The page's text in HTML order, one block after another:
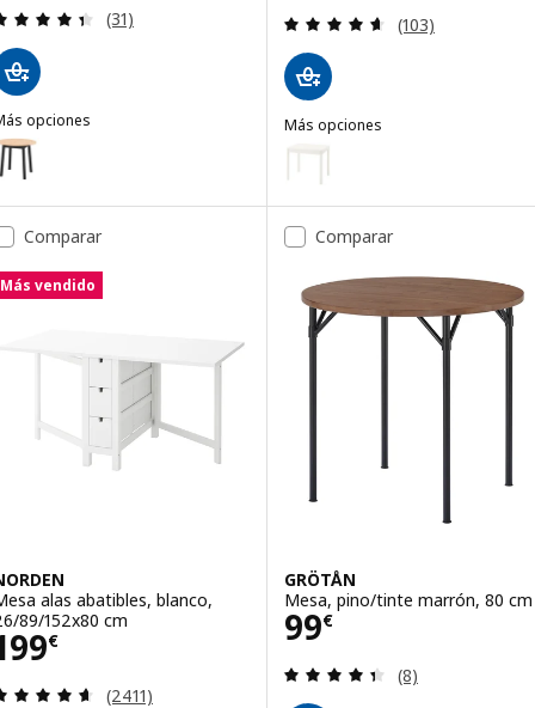
Revisa: 4.4 de 5 estrellas. Total opiniones:
(31)
opciones
PINNTORP, Mesa, tinte marrón claro/tinte negro pino, 85 cm
Revisa: 4.6 de
(103)
Más opciones
TONSTAD
Opción: TONSTAD, Mesa
Opción: TONSTAD, Mesa
Comparar
Más vendido
alas abatibles, blanco,
89/152x80 cm
€ 199€
Revisa: 4.6 de 5 estrellas. Total opiniones:
(2411)
Comparar
GRÖTÅN
Mesa, pino/tinte marrón, 80 cm
99€
Precio 99€
Revisa: 4.4 de
(8)